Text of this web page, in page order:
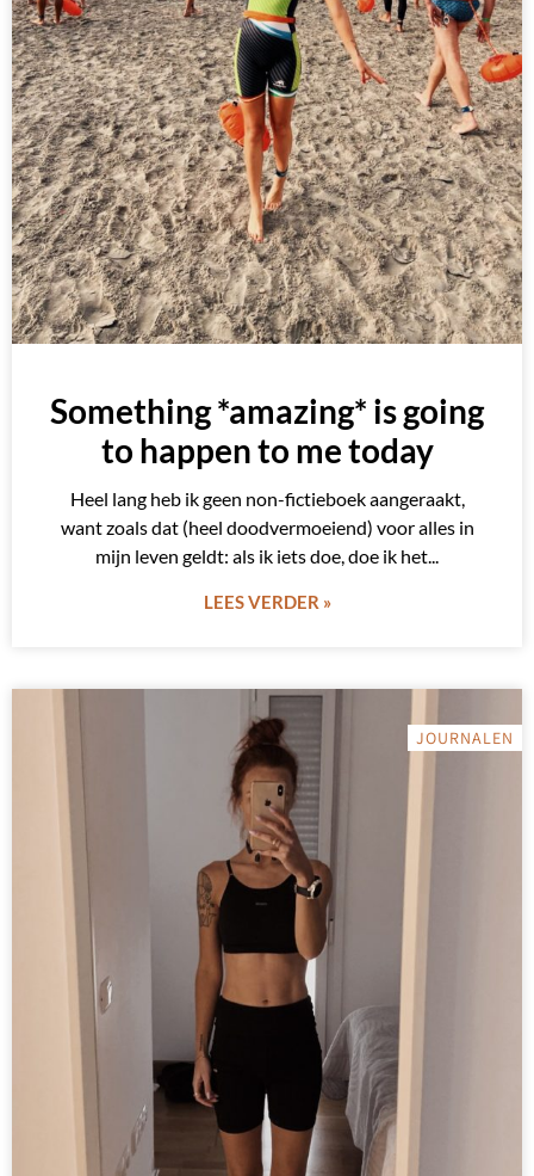
Something *amazing* is going
to happen to me today
Heel lang heb ik geen non-fictieboek aangeraakt,
want zoals dat (heel doodvermoeiend) voor alles in
mijn leven geldt: als ik iets doe, doe ik het
LEES VERDER »
JOURNALEN